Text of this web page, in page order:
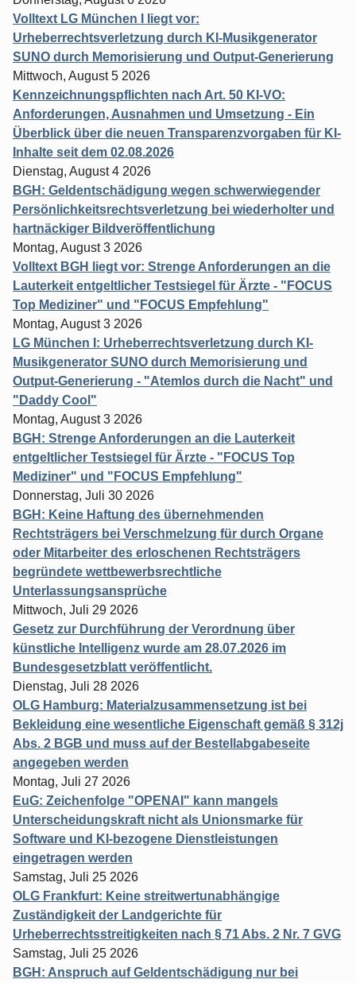
Volltext LG München I liegt vor:
Urheberrechtsverletzung durch KI-Musikgenerator
SUNO durch Memorisierung und Output-Generierung
Mittwoch, August 5 2026
Kennzeichnungspflichten nach Art. 50 KI-VO:
Anforderungen, Ausnahmen und Umsetzung - Ein
Überblick über die neuen Transparenzvorgaben für KI-
Inhalte seit dem 02.08.2026
Dienstag, August 4 2026
BGH: Geldentschädigung wegen schwerwiegender
Persönlichkeitsrechtsverletzung bei wiederholter und
hartnäckiger Bildveröffentlichung
Montag, August 3 2026
Volltext BGH liegt vor: Strenge Anforderungen an die
Lauterkeit entgeltlicher Testsiegel für Ärzte - "FOCUS
Top Mediziner" und "FOCUS Empfehlung"
Montag, August 3 2026
LG München I: Urheberrechtsverletzung durch KI-
Musikgenerator SUNO durch Memorisierung und
Output-Generierung - "Atemlos durch die Nacht" und
"Daddy Cool"
Montag, August 3 2026
BGH: Strenge Anforderungen an die Lauterkeit
entgeltlicher Testsiegel für Ärzte - "FOCUS Top
Mediziner" und "FOCUS Empfehlung"
Donnerstag, Juli 30 2026
BGH: Keine Haftung des übernehmenden
Rechtsträgers bei Verschmelzung für durch Organe
oder Mitarbeiter des erloschenen Rechtsträgers
begründete wettbewerbsrechtliche
Unterlassungsansprüche
Mittwoch, Juli 29 2026
Gesetz zur Durchführung der Verordnung über
künstliche Intelligenz wurde am 28.07.2026 im
Bundesgesetzblatt veröffentlicht.
Dienstag, Juli 28 2026
OLG Hamburg: Materialzusammensetzung ist bei
Bekleidung eine wesentliche Eigenschaft gemäß § 312j
Abs. 2 BGB und muss auf der Bestellabgabeseite
angegeben werden
Montag, Juli 27 2026
EuG: Zeichenfolge "OPENAI" kann mangels
Unterscheidungskraft nicht als Unionsmarke für
Software und KI-bezogene Dienstleistungen
eingetragen werden
Samstag, Juli 25 2026
OLG Frankfurt: Keine streitwertunabhängige
Zuständigkeit der Landgerichte für
Urheberrechtsstreitigkeiten nach § 71 Abs. 2 Nr. 7 GVG
Samstag, Juli 25 2026
BGH: Anspruch auf Geldentschädigung nur bei